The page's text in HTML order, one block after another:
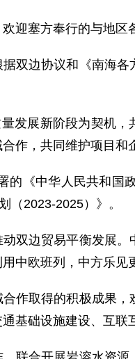
迎塞方奉行的与地区
双边协议和《南海
发展新阶段为契机
作，共同维护项目和
的《中华人民共和
（2023-2025）》。
双边贸易平衡发展
中欧班列，中方乐见
作取得的积极成果
基础设施建设、互